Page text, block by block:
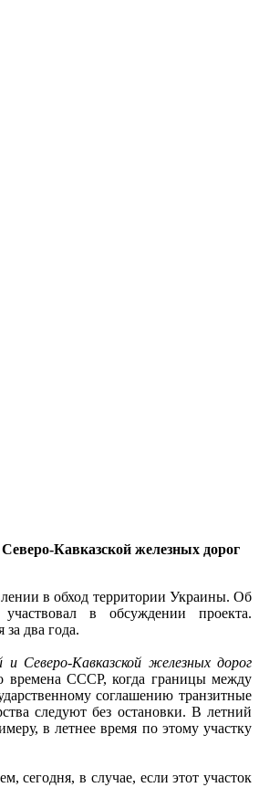
Кавказской железных дорог
в обход территории Украины. Об
в обсуждении проекта.
два года.
Северо-Кавказской железных дорог
времена СССР, когда границы между
соглашению транзитные
следуют без остановки. В летний
в летнее время по этому участку
сегодня, в случае, если этот участок